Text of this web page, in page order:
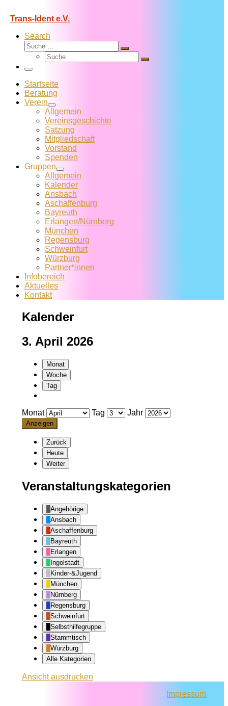
Trans-Ident e.V.
Search
Suche
Suche
Suche
Suche
Menü
Startseite
Beratung
Verein
Allgemein
Vereins­geschichte
Satzung
Mitglied­schaft
Vorstand
Spenden
Gruppen
Allgemein
Kalender
Ansbach
Aschaffenburg
Bayreuth
Erlangen/Nürnberg
München
Regensburg
Schweinfurt
Würzburg
Partner*innen
Infobereich
Aktuelles
Kontakt
Kalender
3. April 2026
Monat
Woche
Tag
Monat Tag Jahr
Zurück
Heute
Weiter
Veranstaltungskategorien
Angehörige
Ansbach
Aschaffenburg
Bayreuth
Erlangen
Ingolstadt
Kinder-&Jugend
München
Nürnberg
Regensburg
Schweinfurt
Selbsthilfegruppe
Stammtisch
Würzburg
Alle Kategorien
Ansichtausdrucken
Impressum